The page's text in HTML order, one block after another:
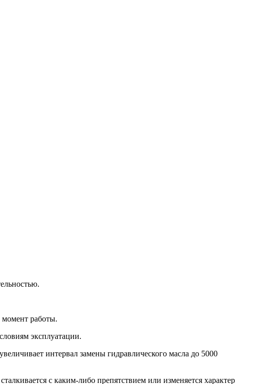
момент работы.
эксплуатации.
интервал замены гидравлического масла до 5000
с каким-либо препятствием или изменяется характер